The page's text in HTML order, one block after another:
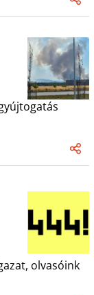
olvasóink